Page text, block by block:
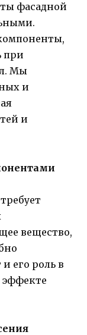
фасадной
при
Мы
и
и
вещество,
его роль в
эффекте